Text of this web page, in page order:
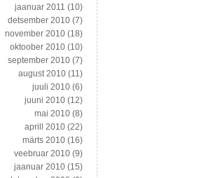
jaanuar 2011 (10)
detsember 2010 (7)
november 2010 (18)
oktoober 2010 (10)
september 2010 (7)
august 2010 (11)
juuli 2010 (6)
juuni 2010 (12)
mai 2010 (8)
aprill 2010 (22)
märts 2010 (16)
veebruar 2010 (9)
jaanuar 2010 (15)